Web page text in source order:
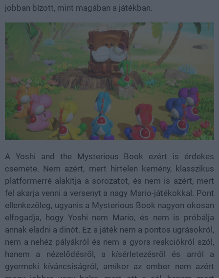
jobban bízott, mint magában a játékban.
A Yoshi and the Mysterious Book ezért is érdekes
csemete. Nem azért, mert hirtelen kemény, klasszikus
platformerré alakítja a sorozatot, és nem is azért, mert
fel akarja venni a versenyt a nagy Mario-játékokkal. Pont
ellenkezőleg, ugyanis a Mysterious Book nagyon okosan
elfogadja, hogy Yoshi nem Mario, és nem is próbálja
annak eladni a dinót. Ez a játék nem a pontos ugrásokról,
nem a nehéz pályákról és nem a gyors reakciókról szól,
hanem a nézelődésről, a kísérletezésről és arról a
gyermeki kíváncsiságról, amikor az ember nem azért